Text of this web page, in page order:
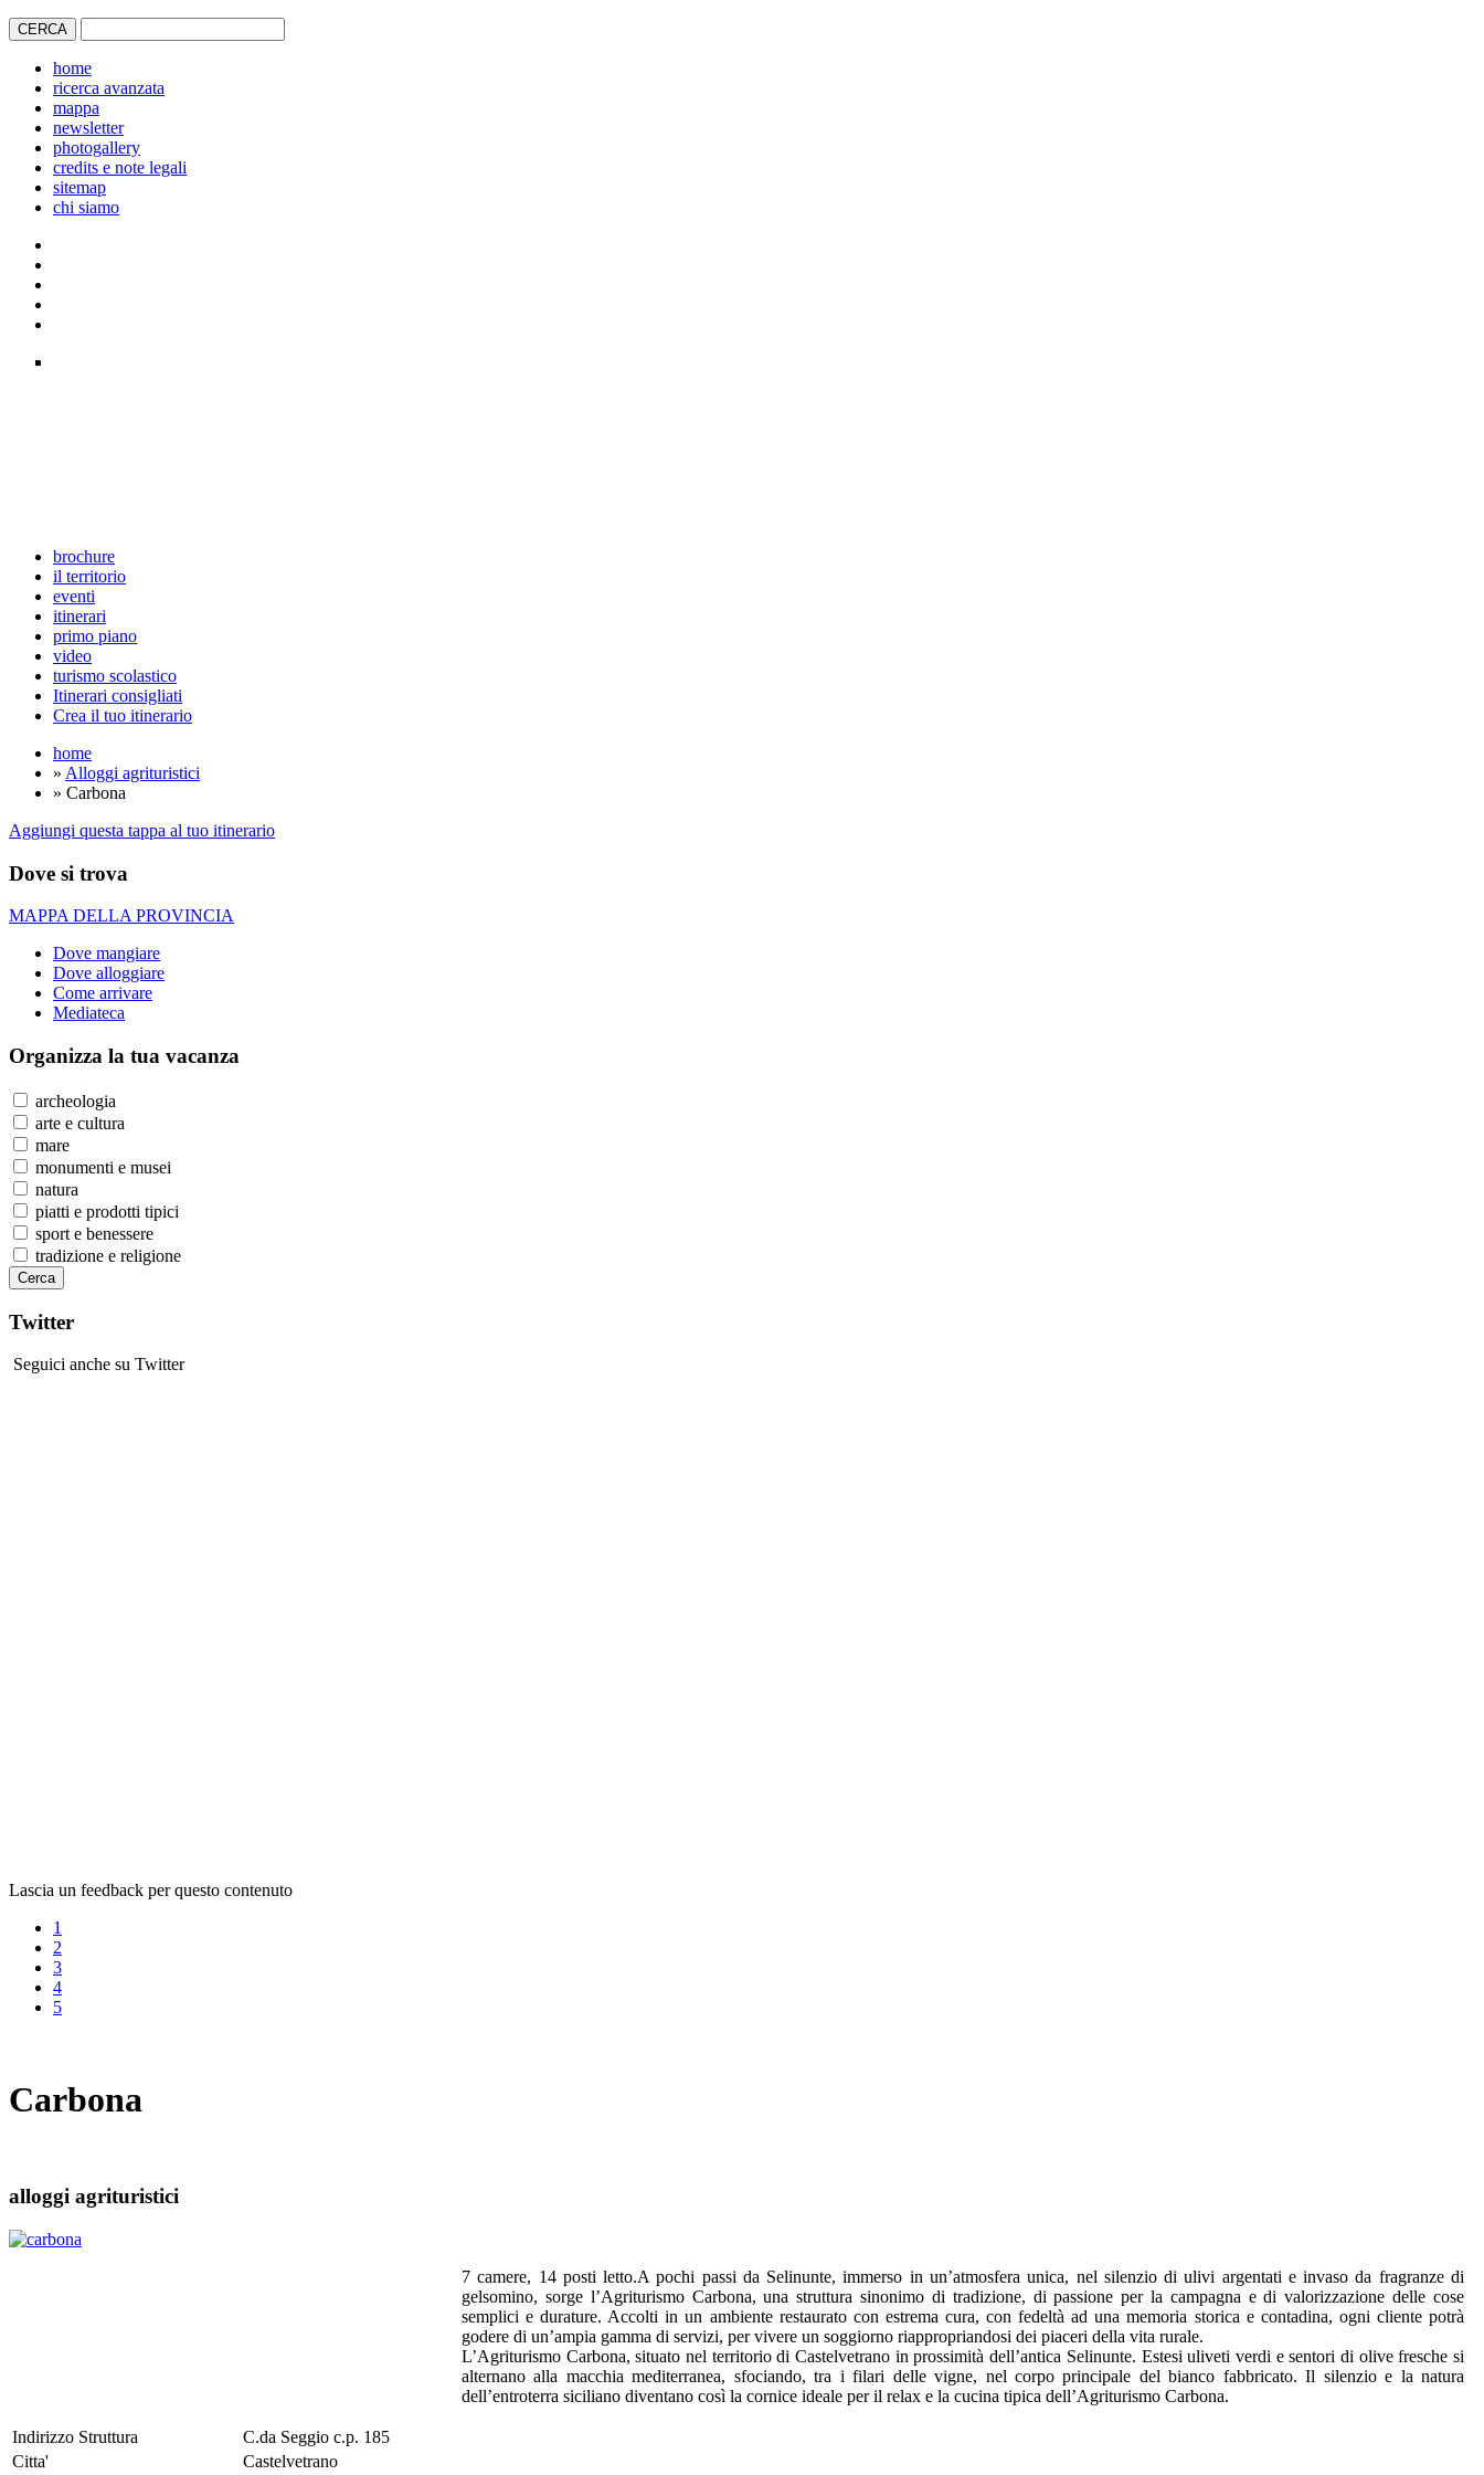
home
ricerca avanzata
mappa
newsletter
photogallery
credits e note legali
sitemap
chi siamo
brochure
il territorio
eventi
itinerari
primo piano
video
turismo scolastico
Itinerari consigliati
Crea il tuo itinerario
home
» Alloggi agrituristici
» Carbona
Aggiungi questa tappa al tuo itinerario
Dove si trova
MAPPA DELLA PROVINCIA
Dove mangiare
Dove alloggiare
Come arrivare
Mediateca
Organizza la tua vacanza
archeologia
arte e cultura
mare
monumenti e musei
natura
piatti e prodotti tipici
sport e benessere
tradizione e religione
Twitter
Seguici anche su Twitter
Lascia un feedback per questo contenuto
1
2
3
4
5
Carbona
alloggi agrituristici
7 camere, 14 posti letto.A pochi passi da Selinunte, immerso in un’atmosfera unica, nel silenzio di ulivi argentati e invaso da fragranze di
gelsomino, sorge l’Agriturismo Carbona, una struttura sinonimo di tradizione, di passione per la campagna e di valorizzazione delle cose
semplici e durature. Accolti in un ambiente restaurato con estrema cura, con fedeltà ad una memoria storica e contadina, ogni cliente potrà
godere di un’ampia gamma di servizi, per vivere un soggiorno riappropriandosi dei piaceri della vita rurale.
L’Agriturismo Carbona, situato nel territorio di Castelvetrano in prossimità dell’antica Selinunte. Estesi uliveti verdi e sentori di olive fresche si
alternano alla macchia mediterranea, sfociando, tra i filari delle vigne, nel corpo principale del bianco fabbricato. Il silenzio e la natura
dell’entroterra siciliano diventano così la cornice ideale per il relax e la cucina tipica dell’Agriturismo Carbona.
Indirizzo Struttura
C.da Seggio c.p. 185
Citta'
Castelvetrano